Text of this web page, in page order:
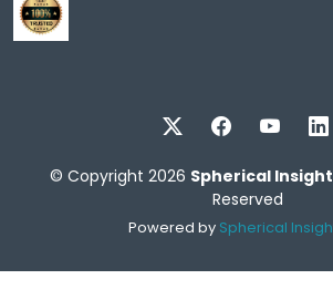
© Copyright 2026 Spherical
Reserved
Powered by Spherical